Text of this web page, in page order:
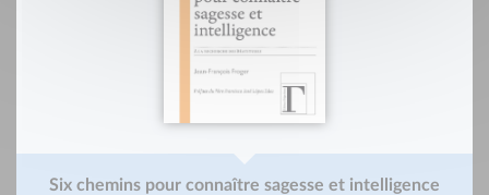
Six chemins pour connaître sagesse et intelligence